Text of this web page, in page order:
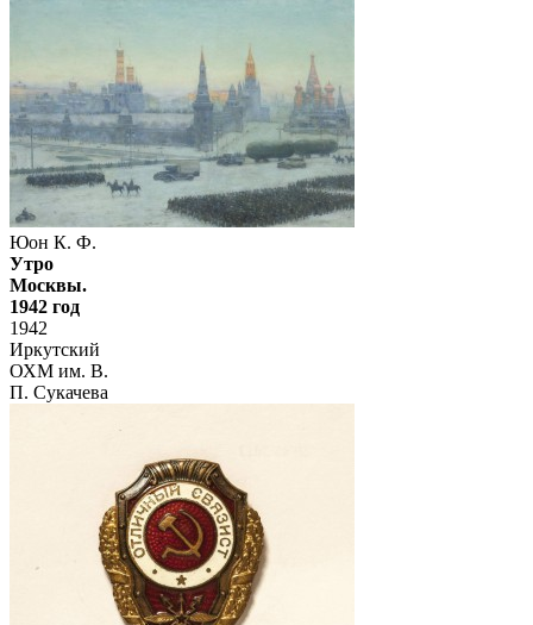
Юон К. Ф.
Утро
Москвы.
1942 год
1942
Иркутский
ОХМ им. В.
П. Сукачева